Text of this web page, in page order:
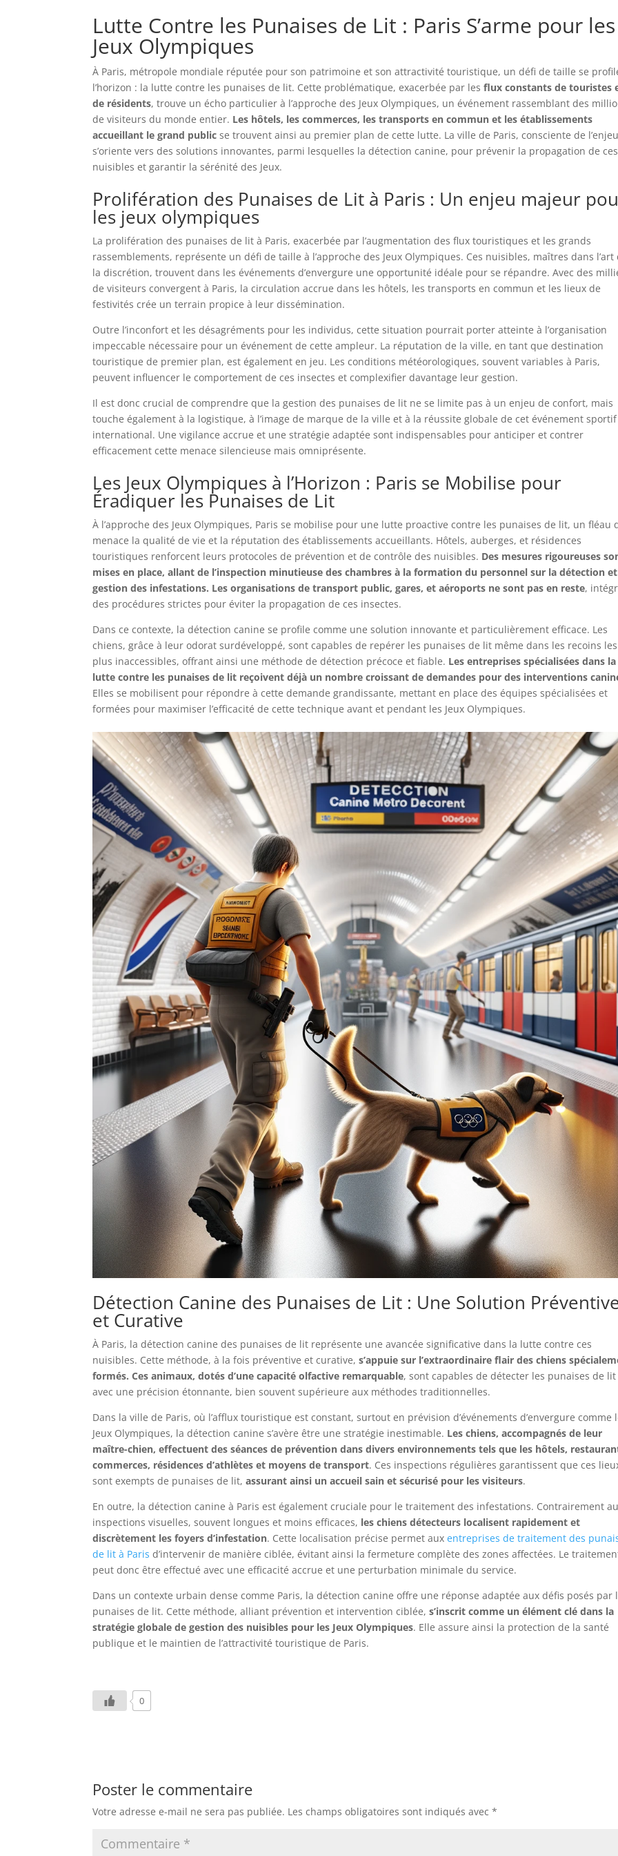
Lutte Contre les Punaises de Lit : Paris S’arme pour les
Jeux Olympiques
À Paris, métropole mondiale réputée pour son patrimoine et son attractivité touristique, un défi de taille se
l’horizon : la lutte contre les punaises de lit. Cette problématique, exacerbée par lesflux constants de touristes
de résidents, trouve un écho particulier à l’approche des Jeux Olympiques, un événement rassemblant des
de visiteurs du monde entier. Les hôtels, les commerces, les transports en commun et les établissements
accueillant le grand public se trouvent ainsi au premier plan de cette lutte. La ville de Paris, consciente de
s’oriente vers des solutions innovantes, parmi lesquelles la détection canine, pour prévenir la propagation de ces
nuisibles et garantir la sérénité des Jeux.
Prolifération des Punaises de Lit à Paris : Un enjeu majeur
les jeux olympiques
La prolifération des punaises de lit à Paris, exacerbée par l’augmentation des flux touristiques et les grands
rassemblements, représente un défi de taille à l’approche des Jeux Olympiques. Ces nuisibles, maîtres dans l’art
la discrétion, trouvent dans les événements d’envergure une opportunité idéale pour se répandre. Avec des
de visiteurs convergent à Paris, la circulation accrue dans les hôtels, les transports en commun et les lieux de
festivités crée un terrain propice à leur dissémination.
Outre l’inconfort et les désagréments pour les individus, cette situation pourrait porter atteinte à l’organisation
impeccable nécessaire pour un événement de cette ampleur. La réputation de la ville, en tant que destination
touristique de premier plan, est également en jeu. Les conditions météorologiques, souvent variables à Paris,
peuvent influencer le comportement de ces insectes et complexifier davantage leur gestion.
Il est donc crucial de comprendre que la gestion des punaises de lit ne se limite pas à un enjeu de confort, mais
touche également à la logistique, à l’image de marque de la ville et à la réussite globale de cet événement sportif
international. Une vigilance accrue et une stratégie adaptée sont indispensables pour anticiper et contrer
efficacement cette menace silencieuse mais omniprésente.
Les Jeux Olympiques à l’Horizon : Paris se Mobilise pour
Éradiquer les Punaises de Lit
À l’approche des Jeux Olympiques, Paris se mobilise pour une lutte proactive contre les punaises de lit, un fléau
menace la qualité de vie et la réputation des établissements accueillants. Hôtels, auberges, et résidences
touristiques renforcent leurs protocoles de prévention et de contrôle des nuisibles. Des mesures rigoureuses
mises en place, allant de l’inspection minutieuse des chambres à la formation du personnel sur la détection
gestion des infestations. Les organisations de transport public, gares, et aéroports ne sont pas en reste,
des procédures strictes pour éviter la propagation de ces insectes.
Dans ce contexte, la détection canine se profile comme une solution innovante et particulièrement efficace. Les
chiens, grâce à leur odorat surdéveloppé, sont capables de repérer les punaises de lit même dans les recoins les
plus inaccessibles, offrant ainsi une méthode de détection précoce et fiable. Les entreprises spécialisées dans la
lutte contre les punaises de lit reçoivent déjà un nombre croissant de demandes pour des interventions
Elles se mobilisent pour répondre à cette demande grandissante, mettant en place des équipes spécialisées et
formées pour maximiser l’efficacité de cette technique avant et pendant les Jeux Olympiques.
Détection Canine des Punaises de Lit : Une Solution
et Curative
À Paris, la détection canine des punaises de lit représente une avancée significative dans la lutte contre ces
nuisibles. Cette méthode, à la fois préventive et curative,s’appuie sur l’extraordinaire flair des chiens
formés. Ces animaux, dotés d’une capacité olfactive remarquable, sont capables de détecter les punaises de lit
avec une précision étonnante, bien souvent supérieure aux méthodes traditionnelles.
Dans la ville de Paris, où l’afflux touristique est constant, surtout en prévision d’événements d’envergure comme
Jeux Olympiques, la détection canine s’avère être une stratégie inestimable. Les chiens, accompagnés de leur
maître-chien, effectuent des séances de prévention dans divers environnements tels que les hôtels,
commerces, résidences d’athlètes et moyens de transport. Ces inspections régulières garantissent que ces
sont exempts de punaises de lit,assurant ainsi un accueil sain et sécurisé pour les visiteurs.
En outre, la détection canine à Paris est également cruciale pour le traitement des infestations. Contrairement
inspections visuelles, souvent longues et moins efficaces, les chiens détecteurs localisent rapidement et
discrètement les foyers d’infestation. Cette localisation précise permet auxentreprises de traitement des
de lit à Paris d’intervenir de manière ciblée, évitant ainsi la fermeture complète des zones affectées. Le
peut donc être effectué avec une efficacité accrue et une perturbation minimale du service.
Dans un contexte urbain dense comme Paris, la détection canine offre une réponse adaptée aux défis posés par
punaises de lit. Cette méthode, alliant prévention et intervention ciblée, s’inscrit comme un élément clé dans la
stratégie globale de gestion des nuisibles pour les Jeux Olympiques. Elle assure ainsi la protection de la santé
publique et le maintien de l’attractivité touristique de Paris.
0
Poster le commentaire
Votre adresse e-mail ne sera pas publiée. Les champs obligatoires sont indiqués avec*